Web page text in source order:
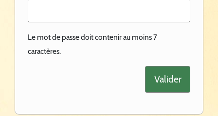
Le mot de passe doit contenir au moins 7
caractères.